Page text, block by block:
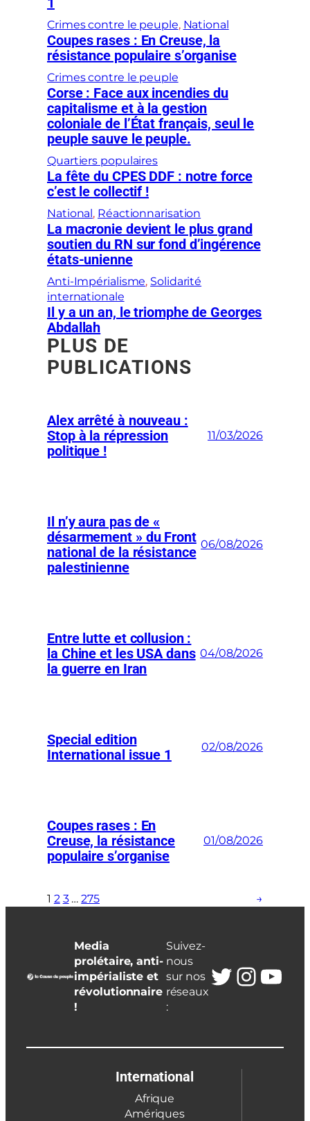
Crimes contre le peuple, National
Coupes rases : En Creuse, la
résistance populaire s’organise
Crimes contre le peuple
Corse : Face aux incendies du
capitalisme et à la gestion
coloniale de l’État français, seul le
peuple sauve le peuple.
Quartiers populaires
La fête du CPES DDF : notre force
c’est le collectif !
National, Réactionnarisation
La macronie devient le plus grand
soutien du RN sur fond d’ingérence
états-unienne
Anti-Impérialisme, Solidarité
internationale
Il y a un an, le triomphe de Georges
Abdallah
PLUS DE
PUBLICATIONS
Alex arrêté à nouveau :
Stop à la répression
politique !
11/03/2026
Il n’y aura pas de «
désarmement » du Front
national de la résistance
palestinienne
06/08/2026
Entre lutte et collusion :
la Chine et les USA dans
la guerre en Iran
04/08/2026
Special edition
International issue 1
02/08/2026
Coupes rases : En
Creuse, la résistance
populaire s’organise
01/08/2026
1 2 3 … 275 →
Media
prolétaire, anti-
impérialiste et
révolutionnaire
!
Suivez-
nous
sur nos
réseaux
:
Twitter
International
Afrique
Amériques